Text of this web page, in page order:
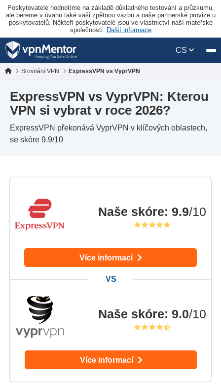
Poskytovatele hodnotíme na základě důkladného testování a průzkumu,
ale bereme v úvahu také vaši zpětnou vazbu a naše partnerské provize u
poskytovatelů. Někteří poskytovatelé jsou ve vlastnictví naší mateřské
společnosti. Další informace
CS
Srovnání VPN ExpressVPN vs VyprVPN
ExpressVPN vs VyprVPN: Kterou
VPN si vybrat v roce 2026?
ExpressVPN překonává VyprVPN v klíčových oblastech,
se skóre 9.9/10
Naše skóre: 9.9/10
Více informací
Naše skóre: 9.0/10
Více informací